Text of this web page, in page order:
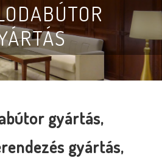
gyártás,
gyártás,